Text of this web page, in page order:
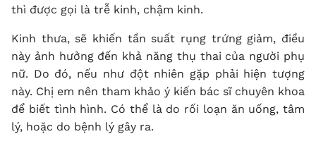
thì được gọi là trễ kinh, chậm kinh.
Kinh thưa, sẽ khiến tần suất rụng trứng giảm, điều
này ảnh hưởng đến khả năng thụ thai của người phụ
nữ. Do đó, nếu như đột nhiên gặp phải hiện tượng
này. Chị em nên tham khảo ý kiến bác sĩ chuyên khoa
để biết tình hình. Có thể là do rối loạn ăn uống, tâm
lý, hoặc do bệnh lý gây ra.